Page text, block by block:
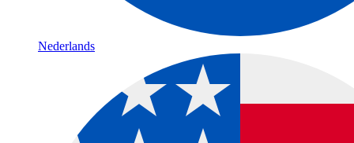
Nederlands